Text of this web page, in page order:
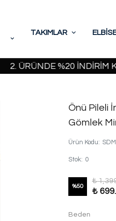
TAKIMLAR
%20 İNDİRİM
Önü Pileli
Gömlek
Ürün Kodu:
Stok: 0
%50
₺
₺
Beden